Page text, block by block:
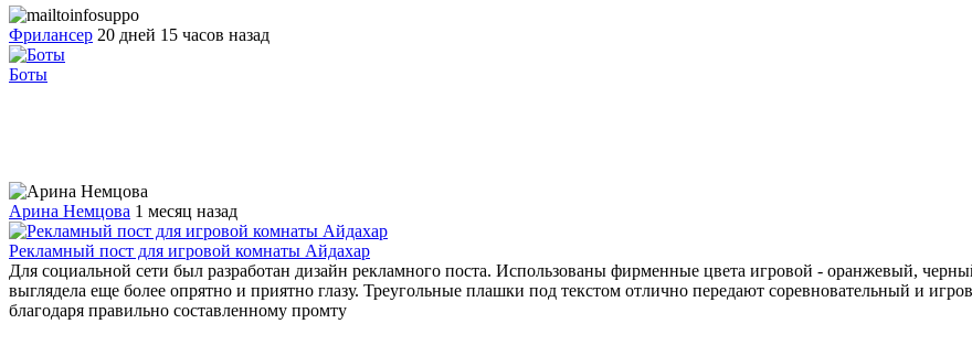
Фрилансер 20 дней 15 часов назад
Боты
Арина Немцова 1 месяц назад
Рекламный пост для игровой комнаты Айдахар
Для социальной сети был разработан дизайн рекламного поста. Использованы фирменные цвета игровой - оранжевый,
выглядела еще более опрятно и приятно глазу. Треугольные плашки под текстом отлично передают соревновательный и
благодаря правильно составленному промту